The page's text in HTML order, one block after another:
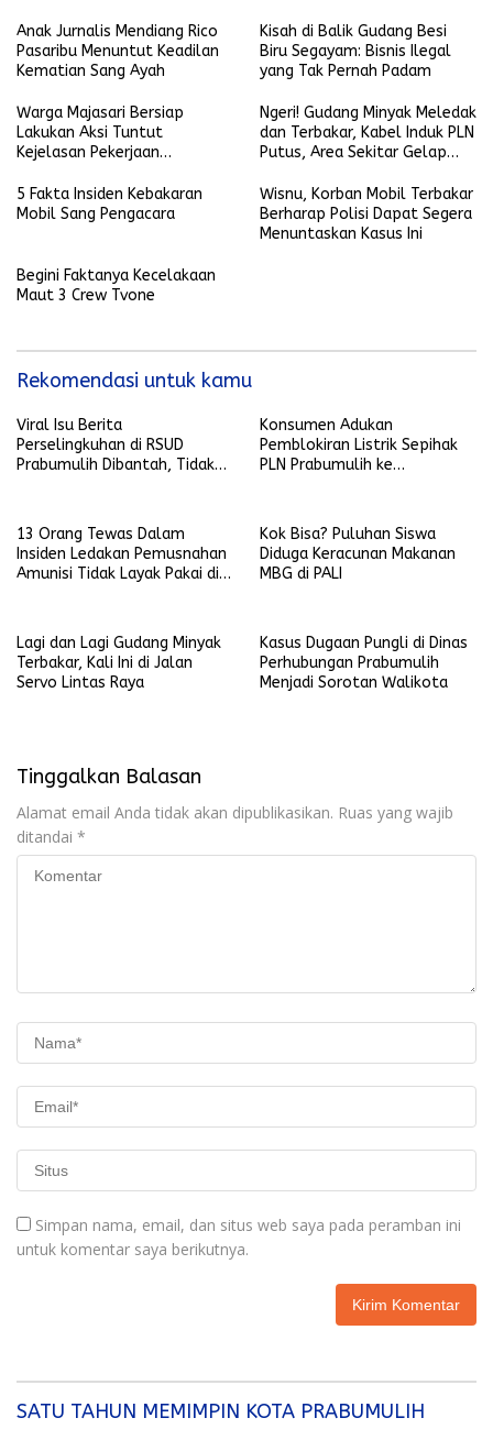
Anak Jurnalis Mendiang Rico
Pasaribu Menuntut Keadilan
Kematian Sang Ayah
Kisah di Balik Gudang Besi
Biru Segayam: Bisnis Ilegal
yang Tak Pernah Padam
Warga Majasari Bersiap
Lakukan Aksi Tuntut
Kejelasan Pekerjaan
Ngeri! Gudang Minyak Meledak
dan Terbakar, Kabel Induk PLN
Putus, Area Sekitar Gelap
5 Fakta Insiden Kebakaran
Mobil Sang Pengacara
Wisnu, Korban Mobil Terbakar
Berharap Polisi Dapat Segera
Menuntaskan Kasus Ini
Begini Faktanya Kecelakaan
Maut 3 Crew Tvone
Rekomendasi untuk kamu
Viral Isu Berita
Perselingkuhan di RSUD
Prabumulih Dibantah, Tidak
Konsumen Adukan
Pemblokiran Listrik Sepihak
PLN Prabumulih ke
13 Orang Tewas Dalam
Insiden Ledakan Pemusnahan
Amunisi Tidak Layak Pakai di
Kok Bisa? Puluhan Siswa
Diduga Keracunan Makanan
MBG di PALI
Lagi dan Lagi Gudang Minyak
Terbakar, Kali Ini di Jalan
Servo Lintas Raya
Kasus Dugaan Pungli di Dinas
Perhubungan Prabumulih
Menjadi Sorotan Walikota
Tinggalkan Balasan
Alamat email Anda tidak akan dipublikasikan. Ruas yang wajib
ditandai *
Simpan nama, email, dan situs web saya pada peramban ini
untuk komentar saya berikutnya.
SATU TAHUN MEMIMPIN KOTA PRABUMULIH